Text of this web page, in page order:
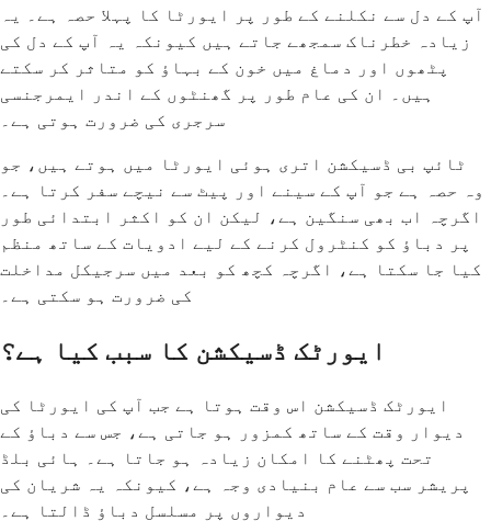
آپ کے دل سے نکلنے کے طور پر ایورٹا کا پہلا حصہ ہے۔ یہ
زیادہ خطرناک سمجھے جاتے ہیں کیونکہ یہ آپ کے دل کی
پٹھوں اور دماغ میں خون کے بہاؤ کو متاثر کر سکتے
ہیں۔ ان کی عام طور پر گھنٹوں کے اندر ایمرجنسی
سرجری کی ضرورت ہوتی ہے۔
ٹائپ بی ڈسیکشن اتری ہوئی ایورٹا میں ہوتے ہیں، جو
وہ حصہ ہے جو آپ کے سینے اور پیٹ سے نیچے سفر کرتا ہے۔
اگرچہ اب بھی سنگین ہے، لیکن ان کو اکثر ابتدائی طور
پر دباؤ کو کنٹرول کرنے کے لیے ادویات کے ساتھ منظم
کیا جا سکتا ہے، اگرچہ کچھ کو بعد میں سرجیکل مداخلت
کی ضرورت ہو سکتی ہے۔
ایورٹک ڈسیکشن کا سبب کیا ہے؟
ایورٹک ڈسیکشن اس وقت ہوتا ہے جب آپ کی ایورٹا کی
دیوار وقت کے ساتھ کمزور ہو جاتی ہے، جس سے دباؤ کے
تحت پھٹنے کا امکان زیادہ ہو جاتا ہے۔ ہائی بلڈ
پریشر سب سے عام بنیادی وجہ ہے، کیونکہ یہ شریان کی
دیواروں پر مسلسل دباؤ ڈالتا ہے۔